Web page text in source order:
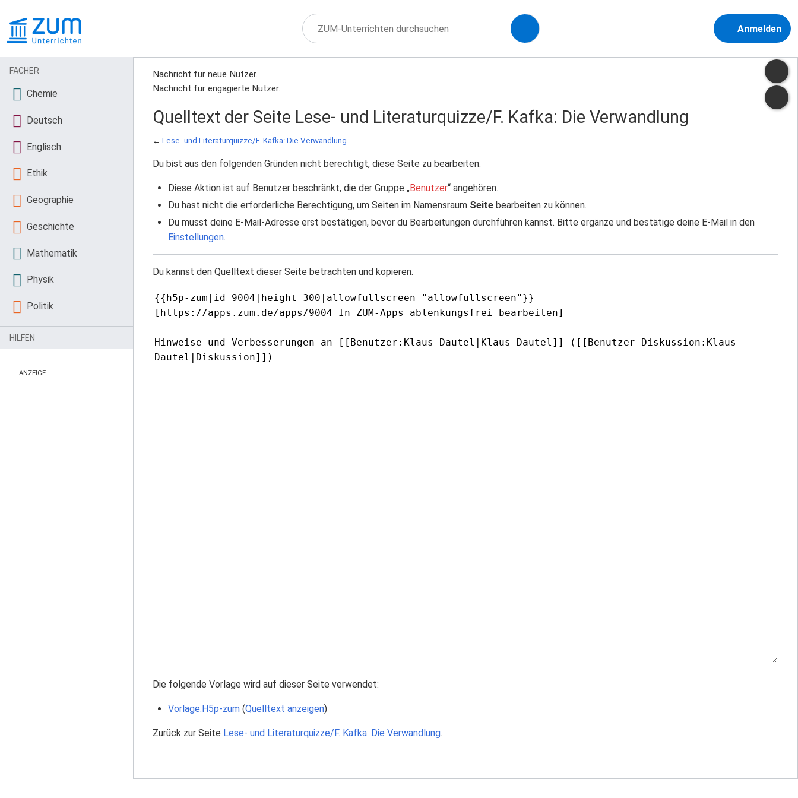
Anmelden
Nachricht für neue Nutzer.
Nachricht für engagierte Nutzer.
Quelltext der Seite Lese- und Literaturquizze/F. Kafka: Die Verwandlung
← Lese- und Literaturquizze/F. Kafka: Die Verwandlung
Du bist aus den folgenden Gründen nicht berechtigt, diese Seite zu bearbeiten:
Diese Aktion ist auf Benutzer beschränkt, die der Gruppe „Benutzer“ angehören.
Du hast nicht die erforderliche Berechtigung, um Seiten im Namensraum Seitebearbeiten zu können.
Du musst deine E-Mail-Adresse erst bestätigen, bevor du Bearbeitungen durchführen kannst. Bitte ergänze und bestätige deine E-Mail in den
Einstellungen.
Du kannst den Quelltext dieser Seite betrachten und kopieren.
Die folgende Vorlage wird auf dieser Seite verwendet:
Vorlage:H5p-zum(Quelltext anzeigen)
Zurück zur Seite Lese- und Literaturquizze/F. Kafka: Die Verwandlung.
FÄCHER
Chemie
Deutsch
Englisch
Ethik
Geographie
Geschichte
Mathematik
Physik
Politik
HILFEN
ANZEIGE